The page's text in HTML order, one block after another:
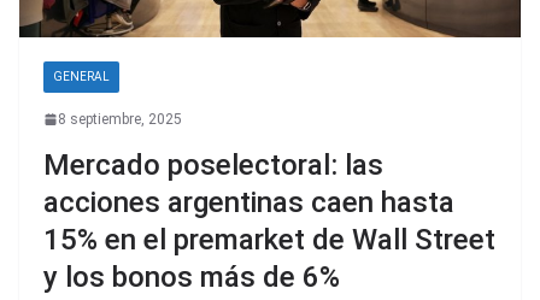
GENERAL
8 septiembre, 2025
Mercado poselectoral: las
acciones argentinas caen hasta
15% en el premarket de Wall Street
y los bonos más de 6%